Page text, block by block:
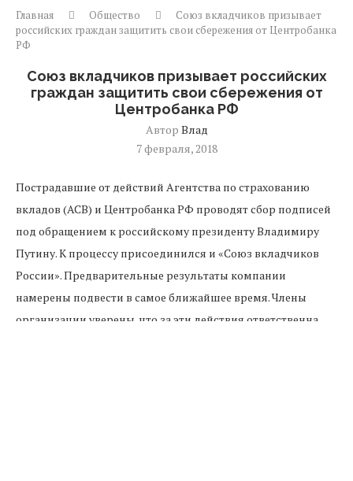
Главная Общество
Союз вкладчиков призывает
российских граждан защитить свои сбережения от Центробанка
РФ
Союз вкладчиков призывает российских
граждан защитить свои сбережения от
Центробанка РФ
Автор Влад
7 февраля, 2018
Пострадавшие от действий Агентства по страхованию
вкладов (АСВ) и Центробанка РФ проводят сбор подписей
под обращением к российскому президенту Владимиру
Путину. К процессу присоединился и «Союз вкладчиков
России». Предварительные результаты компании
намерены подвести в самое ближайшее время. Члены
организации уверены, что за эти действия ответственна